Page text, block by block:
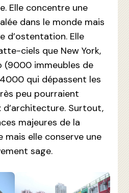
Elle concentre une
dans le monde mais
d’ostentation. Elle
ciels que New York,
(9000 immeubles de
qui dépassent les
peu pourraient
Surtout,
majeures de la
mais elle conserve une
sage.